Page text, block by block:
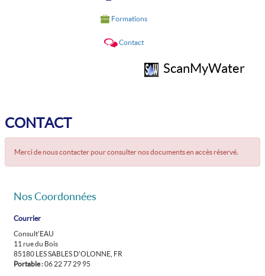
Formations
Contact
ScanMyWater
CONTACT
Merci de nous contacter pour consulter nos documents en accès réservé.
Nos Coordonnées
Courrier
Consult'EAU
11 rue du Bois
85180 LES SABLES D'OLONNE, FR
Portable: 06 22 77 29 95